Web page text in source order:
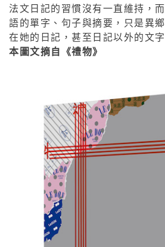
法文日記的習慣沒有一直維持，
語的單字、句子與摘要，只是異
在她的日記，甚至日記以外的文字
本圖文摘自《禮物》